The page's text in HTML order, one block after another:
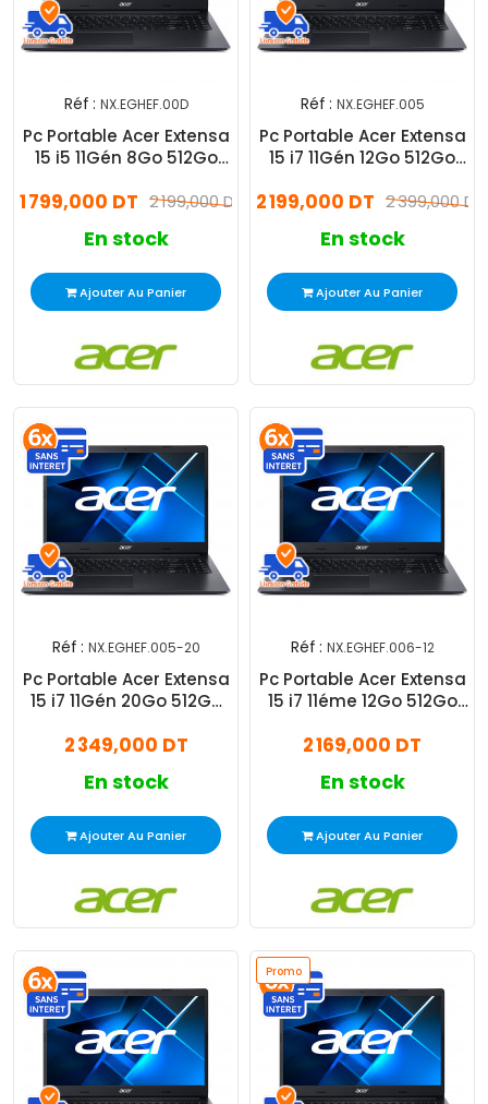
Réf : NX.EGHEF.00D
Pc Portable Acer Extensa
15 i5 11Gén 8Go 512Go
2 199,000 DT
1 799,000 DT
En stock
Ajouter Au Panier
Réf : NX.EGHEF.005
Pc Portable Acer Extensa
15 i7 11Gén 12Go 512Go
2 399,000 DT
2 199,000 DT
En stock
Ajouter Au Panier
Réf : NX.EGHEF.005-20
Pc Portable Acer Extensa
15 i7 11Gén 20Go 512Go
2 349,000 DT
En stock
Ajouter Au Panier
Réf : NX.EGHEF.006-12
Pc Portable Acer Extensa
15 i7 11éme 12Go 512Go
2 169,000 DT
En stock
Ajouter Au Panier
Promo